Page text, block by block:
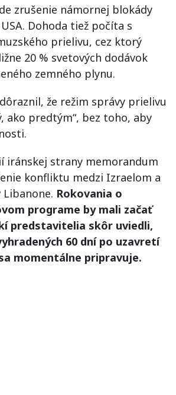
zrušenie námornej blokády
Dohoda tiež počíta s
prielivu, cez ktorý
20 % svetových dodávok
zemného plynu.
že režim správy prielivu
ako predtým“, bez toho, aby
iránskej strany memorandum
konfliktu medzi Izraelom a
Libanone. Rokovania o
programe by mali začať
predstavitelia skôr uviedli,
60 dní po uzavretí
momentálne pripravuje.